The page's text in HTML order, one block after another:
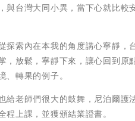
與台灣大同小異，當下心就比
探索內在本我的角度講心寧靜
，放鬆，寧靜下來，讓心回到
、轉果的例子。
給老師們很大的鼓舞，尼泊爾
上課，並獲頒結業證書。